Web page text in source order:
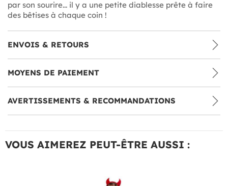
par son sourire... il y a une petite diablesse prête à faire
des bêtises à chaque coin !
ENVOIS & RETOURS
MOYENS DE PAIEMENT
AVERTISSEMENTS & RECOMMANDATIONS
VOUS AIMEREZ PEUT-ÊTRE AUSSI :